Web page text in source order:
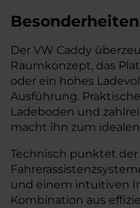
Der VW Caddy
Raumkonzept, das
oder ein hohes
Ausführung.
Ladeboden und
macht ihn zum
Technisch punktet
und einem intuitiven
Kombination aus